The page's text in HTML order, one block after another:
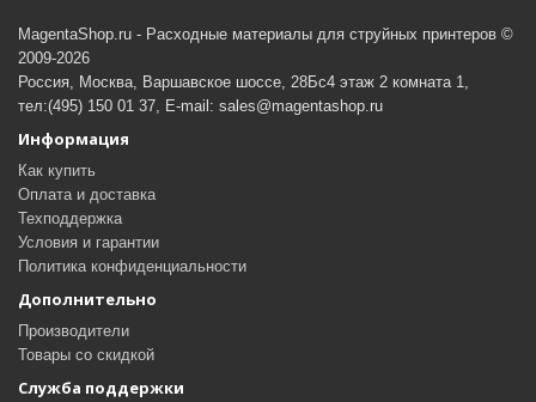
MagentaShop.ru - Расходные материалы для струйных принтеров ©
2009-2026
Россия, Москва, Варшавское шоссе, 28Бс4 этаж 2 комната 1,
тел:(495) 150 01 37, E-mail: sales@magentashop.ru
Информация
Как купить
Оплата и доставка
Техподдержка
Условия и гарантии
Политика конфиденциальности
Дополнительно
Производители
Товары со скидкой
Служба поддержки